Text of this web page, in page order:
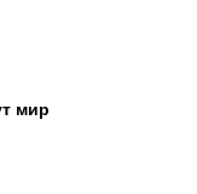
мир